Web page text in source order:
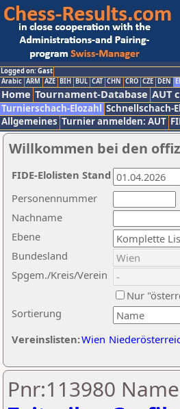
Logged on: Gast
Arabic ARM AZE BIH BUL CAT CHN CRO CZE DEN
Home Tournament-Database AUT
Turnierschach-Elozahl Schnellschach-
Allgemeines Turnier anmelden: AUT
Willkommen bei den
Nachname
Ebene
Sortierung
Personennummer
Bundesland
Spgem./Kreis/Verein
Nur
Vereinslisten:Wien
FIDE-Elolisten Stand
Pnr:113980